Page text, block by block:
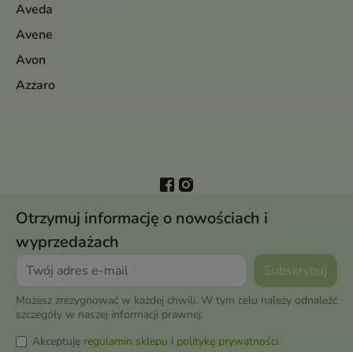
Aveda
Avene
Avon
Azzaro
Otrzymuj informację o nowościach i
wyprzedażach
Możesz zrezygnować w każdej chwili. W tym celu należy odnaleźć
szczegóły w naszej informacji prawnej.
Akceptuję regulamin sklepu i politykę prywatności.